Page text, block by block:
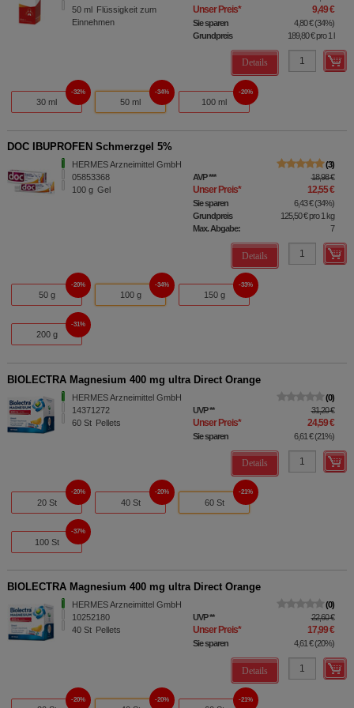
50 ml Flüssigkeit zum
Einnehmen
Unser Preis* 9,49 €
Sie sparen 4,80 €(34%)
Grundpreis
189,80 €pro 1 l
Details
30 ml
32%
50 ml
34%
100 ml
20%
DOC IBUPROFEN Schmerzgel 5%
HERMES Arzneimittel GmbH
05853368
100 g Gel
3
AVP*** 18,98 €
Unser Preis* 12,55 €
Sie sparen 6,43 €(34%)
Grundpreis
125,50 €pro 1 kg
Max. Abgabe:
7
Details
50 g
20%
100 g
34%
150 g
33%
200 g
31%
BIOLECTRA Magnesium 400 mg ultra Direct Orange
HERMES Arzneimittel GmbH
14371272
60 St Pellets
0
UVP** 31,20 €
Unser Preis* 24,59 €
Sie sparen 6,61 €(21%)
Details
20 St
20%
40 St
20%
60 St
21%
100 St
37%
BIOLECTRA Magnesium 400 mg ultra Direct Orange
HERMES Arzneimittel GmbH
10252180
40 St Pellets
0
UVP** 22,60 €
Unser Preis* 17,99 €
Sie sparen 4,61 €(20%)
Details
20% 20% 21%